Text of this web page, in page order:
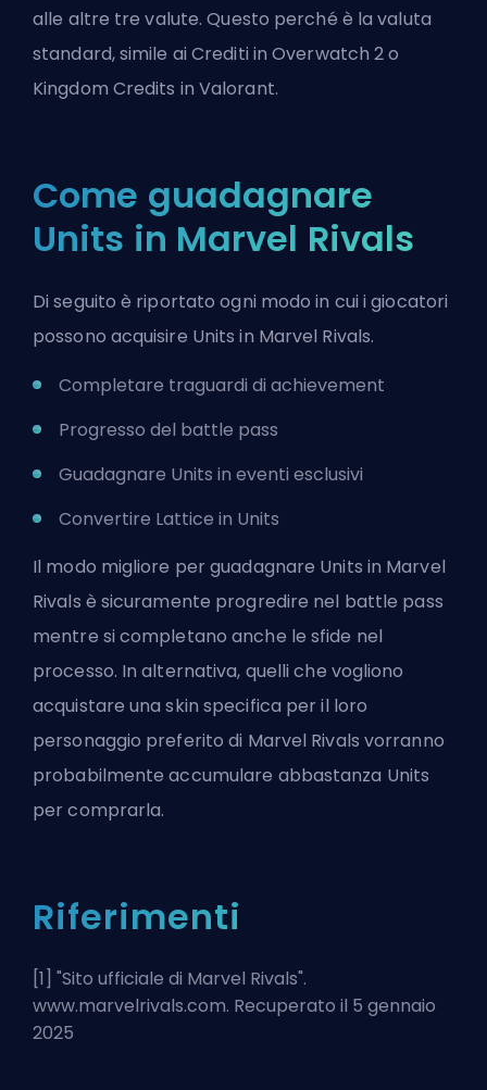
alle altre tre valute. Questo perché è la valuta
standard, simile ai Crediti in Overwatch 2 o
Kingdom Credits in Valorant.
Come guadagnare
Units in Marvel Rivals
Di seguito è riportato ogni modo in cui i giocatori
possono acquisire Units in Marvel Rivals.
Completare traguardi di achievement
Progresso del battle pass
Guadagnare Units in eventi esclusivi
Convertire Lattice in Units
Il modo migliore per guadagnare Units in Marvel
Rivals è sicuramente progredire nel battle pass
mentre si completano anche le sfide nel
processo. In alternativa, quelli che vogliono
acquistare una skin specifica per il loro
personaggio preferito di Marvel Rivals vorranno
probabilmente accumulare abbastanza Units
per comprarla.
Riferimenti
[1] "Sito ufficiale di Marvel Rivals".
www.marvelrivals.com. Recuperato il 5 gennaio
2025